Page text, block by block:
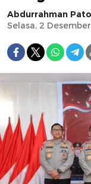
Abdurrahman
Selasa, 2